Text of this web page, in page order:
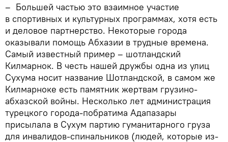
– Большей частью это взаимное участие
в спортивных и культурных программах, хотя есть
и деловое партнерство. Некоторые города
оказывали помощь Абхазии в трудные времена.
Самый известный пример – шотландский
Килмарнок. В честь нашей дружбы одна из улиц
Сухума носит название Шотландской, в самом же
Килмарноке есть памятник жертвам грузино-
абхазской войны. Несколько лет администрация
турецкого города-побратима Адапазары
присылала в Сухум партию гуманитарного груза
для инвалидов-спинальников (людей, которые из-